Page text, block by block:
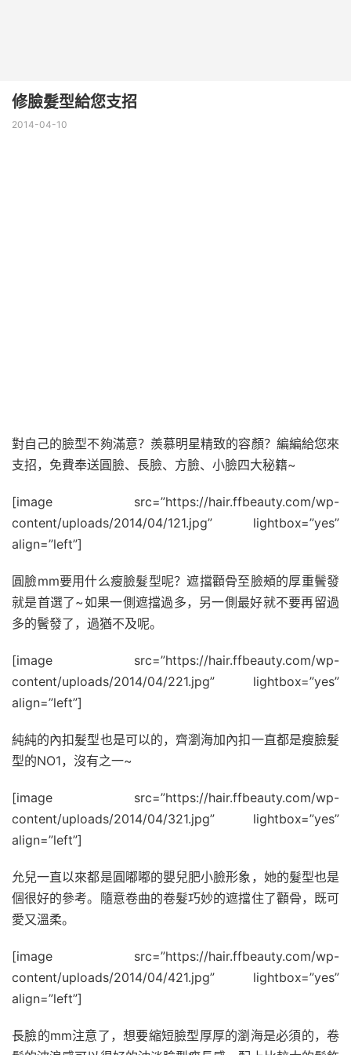
修臉髮型給您支招
2014-04-10
對自己的臉型不夠滿意？羨慕明星精致的容顏？編編給您來
支招，免費奉送圓臉、長臉、方臉、小臉四大秘籍~
[image src=”https://hair.ffbeauty.com/wp-
content/uploads/2014/04/121.jpg” lightbox=”yes”
align=”left”]
圓臉mm要用什么瘦臉髮型呢？遮擋顴骨至臉頰的厚重鬢發
就是首選了~如果一側遮擋過多，另一側最好就不要再留過
多的鬢發了，過猶不及呢。
[image src=”https://hair.ffbeauty.com/wp-
content/uploads/2014/04/221.jpg” lightbox=”yes”
align=”left”]
純純的內扣髮型也是可以的，齊瀏海加內扣一直都是瘦臉髮
型的NO1，沒有之一~
[image src=”https://hair.ffbeauty.com/wp-
content/uploads/2014/04/321.jpg” lightbox=”yes”
align=”left”]
允兒一直以來都是圓嘟嘟的嬰兒肥小臉形象，她的髮型也是
個很好的參考。隨意卷曲的卷髮巧妙的遮擋住了顴骨，既可
愛又溫柔。
[image src=”https://hair.ffbeauty.com/wp-
content/uploads/2014/04/421.jpg” lightbox=”yes”
align=”left”]
長臉的mm注意了，想要縮短臉型厚厚的瀏海是必須的，卷